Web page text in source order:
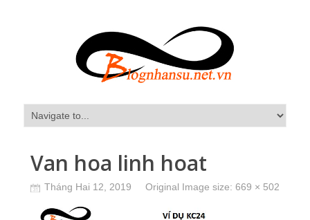
Van hoa linh hoat
Tháng Hai 12, 2019 Original Image size: 669 × 502